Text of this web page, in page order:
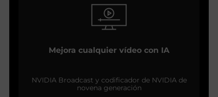
Mejora cualquier vídeo con IA
NVIDIA Broadcast y codificador de NVIDIA de
novena generación